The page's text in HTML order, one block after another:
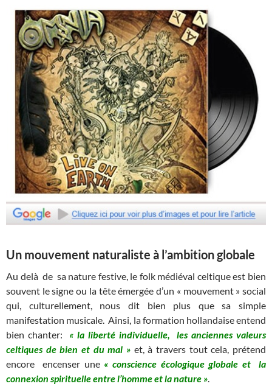
Un mouvement naturaliste à l’ambition globale
Au delà de sa nature festive, le folk médiéval celtique est bien
souvent le signe ou la tête émergée d’un « mouvement » social
qui, culturellement, nous dit bien plus que sa simple
manifestation musicale. Ainsi, la formation hollandaise entend
bien chanter: « la liberté individuelle, les anciennes valeurs
celtiques de bien et du mal » et, à travers tout cela, prétend
encore encenser une « conscience écologique globale et la
connexion spirituelle entre l’homme et la nature »